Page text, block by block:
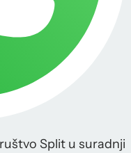
Split u suradnji